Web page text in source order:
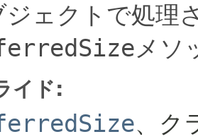
ジェクトで処理
メソ
イド:
、ク